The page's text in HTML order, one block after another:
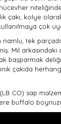
çakı, kolye
çok
namlu, tek
Mil arkasındaki
başparmak
çakıda
CO) sap
buffalo